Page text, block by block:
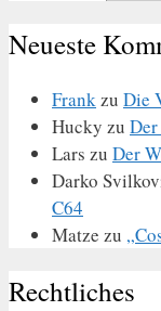
Neueste
Frankzu Die
Hucky zu
Lars zu Der
Darko
C64
Matze zu
Rechtliches